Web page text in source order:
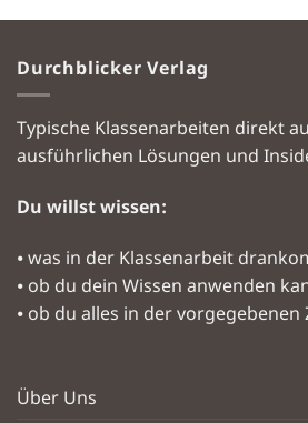
Durchblicker Verlag
Typische Klassenarbeiten direkt
ausführlichen Lösungen und
Du willst wissen:
⦁ was in der Klassenarbeit
⦁ ob du dein Wissen anwenden
⦁ ob du alles in der
Über Uns